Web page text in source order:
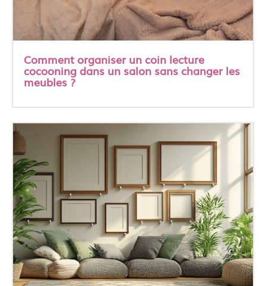
Comment organiser un coin lecture
cocooning dans un salon sans changer les
meubles ?